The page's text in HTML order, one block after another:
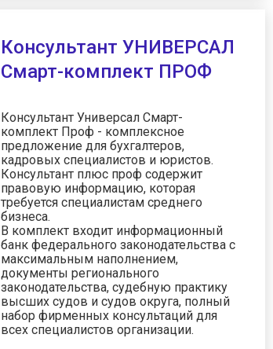
Консультант УНИВЕРСАЛ
Смарт-комплект ПРОФ
Консультант Универсал Смарт-
комплект Проф - комплексное
предложение для бухгалтеров,
кадровых специалистов и юристов.
Консультант плюс проф содержит
правовую информацию, которая
требуется специалистам среднего
бизнеса.
В комплект входит информационный
банк федерального законодательства с
максимальным наполнением,
документы регионального
законодательства, судебную практику
высших судов и судов округа, полный
набор фирменных консультаций для
всех специалистов организации.